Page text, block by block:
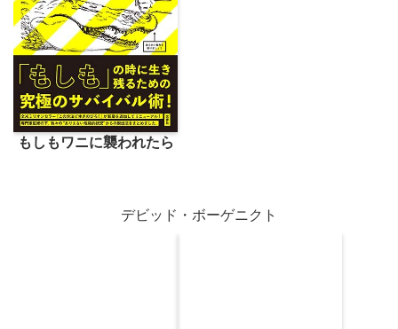
もしもワニに襲われたら
デビッド・ボーゲニクト